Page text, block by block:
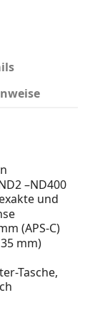
–ND400
und
(APS-C)
mm)
Tasche,